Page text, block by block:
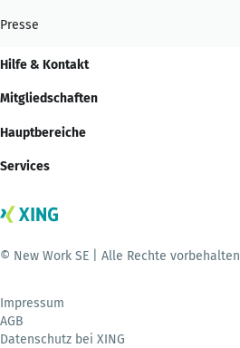
Presse
Hilfe & Kontakt
Mitgliedschaften
Hauptbereiche
Services
© New Work SE | Alle Rechte vorbehalten
Impressum
AGB
Datenschutz bei XING